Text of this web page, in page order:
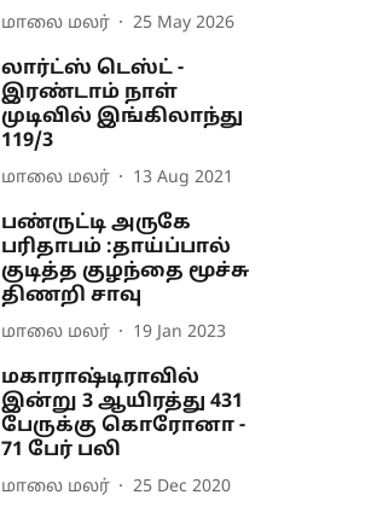
மாலை மலர் 25 May 2026
லார்ட்ஸ் டெஸ்ட் -
இரண்டாம் நாள்
முடிவில் இங்கிலாந்து
119/3
மாலை மலர் 13 Aug 2021
பண்ருட்டி அருகே
பரிதாபம் :தாய்ப்பால்
குடித்த குழந்தை மூச்சு
திணறி சாவு
மாலை மலர் 19 Jan 2023
மகாராஷ்டிராவில்
இன்று 3 ஆயிரத்து 431
பேருக்கு கொரோனா -
71 பேர் பலி
மாலை மலர் 25 Dec 2020